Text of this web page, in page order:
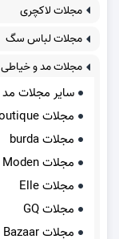
مجلات لاکچری
مجلات لباس سگ
مجلات مد و خیاطی
سایر مجلات مد
مجلات boutique
مجلات burda
مجلات Diana Moden
مجلات Elle
مجلات GQ
مجلات Harper's Bazaar